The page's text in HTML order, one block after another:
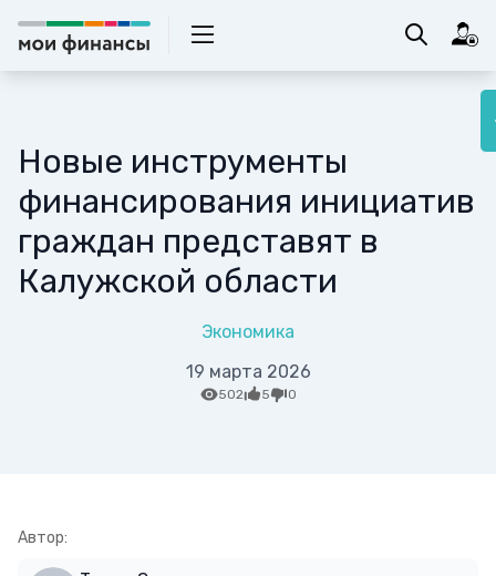
Новые инструменты
финансирования инициатив
граждан представят в
Калужской области
Экономика
19 марта 2026
502 5 0
Автор: